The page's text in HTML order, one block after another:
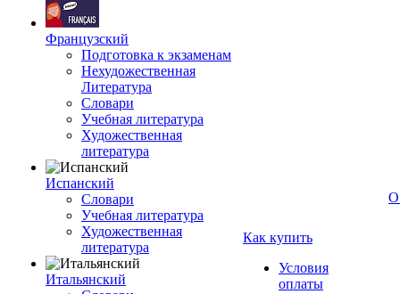
Французский
Подготовка к экзаменам
Нехудожественная
Литература
Словари
Учебная литература
Художественная
литература
Испанский
Словари
Учебная литература
Художественная
литература
Итальянский
Как купить
Условия
оплаты
О